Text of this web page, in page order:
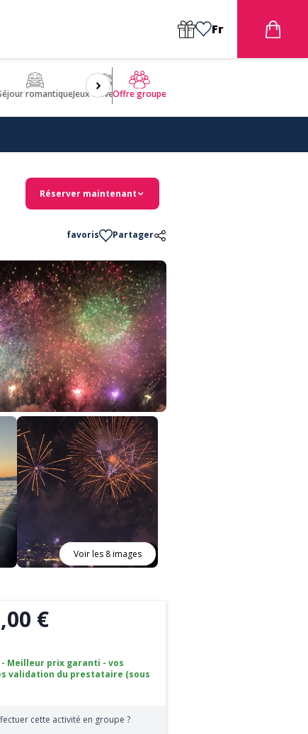
Fr
romantiqueJeux d'aventuresBien être
Offre groupe
Réserver maintenant
favoris Partager
Voir les 8 images
€
Meilleur prix garanti - vos
validation du prestataire (sous
cette activité en groupe ?